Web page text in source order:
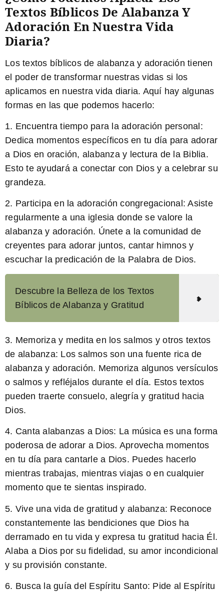
Textos Bíblicos De Alabanza Y
Adoración En Nuestra Vida
Diaria?
Los textos bíblicos de alabanza y adoración tienen
el poder de transformar nuestras vidas si los
aplicamos en nuestra vida diaria. Aquí hay algunas
formas en las que podemos hacerlo:
1. Encuentra tiempo para la adoración personal:
Dedica momentos específicos en tu día para adorar
a Dios en oración, alabanza y lectura de la Biblia.
Esto te ayudará a conectar con Dios y a celebrar su
grandeza.
2. Participa en la adoración congregacional: Asiste
regularmente a una iglesia donde se valore la
alabanza y adoración. Únete a la comunidad de
creyentes para adorar juntos, cantar himnos y
escuchar la predicación de la Palabra de Dios.
Descubre la Belleza de los Textos
Bíblicos de Alabanza y Gratitud
3. Memoriza y medita en los salmos y otros textos
de alabanza: Los salmos son una fuente rica de
alabanza y adoración. Memoriza algunos versículos
o salmos y refléjalos durante el día. Estos textos
pueden traerte consuelo, alegría y gratitud hacia
Dios.
4. Canta alabanzas a Dios: La música es una forma
poderosa de adorar a Dios. Aprovecha momentos
en tu día para cantarle a Dios. Puedes hacerlo
mientras trabajas, mientras viajas o en cualquier
momento que te sientas inspirado.
5. Vive una vida de gratitud y alabanza: Reconoce
constantemente las bendiciones que Dios ha
derramado en tu vida y expresa tu gratitud hacia Él.
Alaba a Dios por su fidelidad, su amor incondicional
y su provisión constante.
6. Busca la guía del Espíritu Santo: Pide al Espíritu